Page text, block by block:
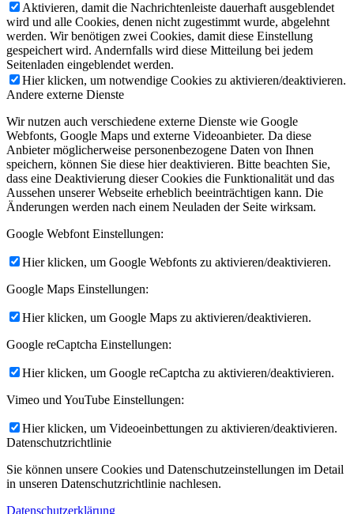
Aktivieren, damit die Nachrichtenleiste dauerhaft ausgeblendet
wird und alle Cookies, denen nicht zugestimmt wurde, abgelehnt
werden. Wir benötigen zwei Cookies, damit diese Einstellung
gespeichert wird. Andernfalls wird diese Mitteilung bei jedem
Seitenladen eingeblendet werden.
Hier klicken, um notwendige Cookies zu aktivieren/deaktivieren.
Andere externe Dienste
Wir nutzen auch verschiedene externe Dienste wie Google
Webfonts, Google Maps und externe Videoanbieter. Da diese
Anbieter möglicherweise personenbezogene Daten von Ihnen
speichern, können Sie diese hier deaktivieren. Bitte beachten Sie,
dass eine Deaktivierung dieser Cookies die Funktionalität und das
Aussehen unserer Webseite erheblich beeinträchtigen kann. Die
Änderungen werden nach einem Neuladen der Seite wirksam.
Google Webfont Einstellungen:
Hier klicken, um Google Webfonts zu aktivieren/deaktivieren.
Google Maps Einstellungen:
Hier klicken, um Google Maps zu aktivieren/deaktivieren.
Google reCaptcha Einstellungen:
Hier klicken, um Google reCaptcha zu aktivieren/deaktivieren.
Vimeo und YouTube Einstellungen:
Hier klicken, um Videoeinbettungen zu aktivieren/deaktivieren.
Datenschutzrichtlinie
Sie können unsere Cookies und Datenschutzeinstellungen im Detail
in unseren Datenschutzrichtlinie nachlesen.
Datenschutzerklärung